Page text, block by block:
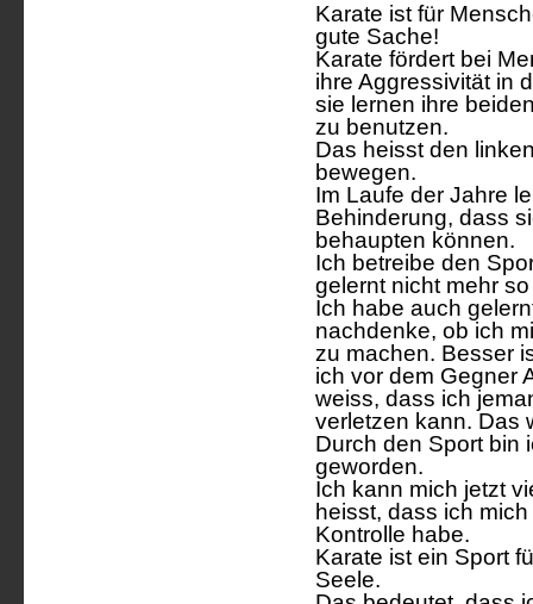
Karate ist für
gute Sache!
Karate fördert bei
ihre Aggressivität in
sie lernen ihre
zu benutzen.
Das heisst den
bewegen.
Im Laufe der Jahre
Behinderung, dass
behaupten können.
Ich betreibe den
gelernt nicht mehr
Ich habe auch
nachdenke, ob ich
zu machen. Besser
ich vor dem Gegner
weiss, dass ich
verletzen kann. Das
Durch den Sport bin
geworden.
Ich kann mich jetzt
heisst, dass ich
Kontrolle habe.
Karate ist ein Sport
Seele.